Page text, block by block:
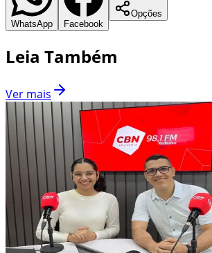
WhatsApp Facebook
Opções
Leia Também
Ver mais